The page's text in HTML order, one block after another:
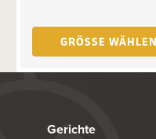
GRÖSSE WÄHLEN
Gerichte